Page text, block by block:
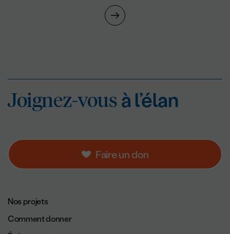
Faire un don
Joignez-vousà
Joignez-vousà l’élan
Navigation de pied de page.
Nos projets
Comment donner